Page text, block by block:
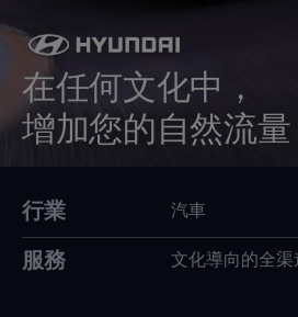
在任何文化中，
增加您的自然流量
行業 汽車
服務 文化導向的全渠